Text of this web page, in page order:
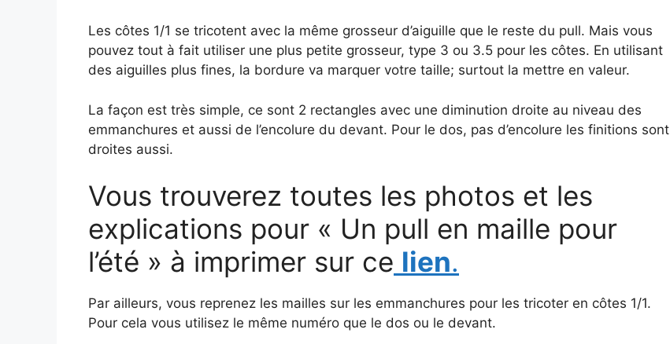
Les côtes 1/1 se tricotent avec la même grosseur d’aiguille que le reste du pull. Mais vous
pouvez tout à fait utiliser une plus petite grosseur, type 3 ou 3.5 pour les côtes. En utilisant
des aiguilles plus fines, la bordure va marquer votre taille; surtout la mettre en valeur.
La façon est très simple, ce sont 2 rectangles avec une diminution droite au niveau des
emmanchures et aussi de l’encolure du devant. Pour le dos, pas d’encolure les finitions sont
droites aussi.
Vous trouverez toutes les photos et les
explications pour « Un pull en maille pour
l’été » à imprimer sur ce lien.
Par ailleurs, vous reprenez les mailles sur les emmanchures pour les tricoter en côtes 1/1.
Pour cela vous utilisez le même numéro que le dos ou le devant.